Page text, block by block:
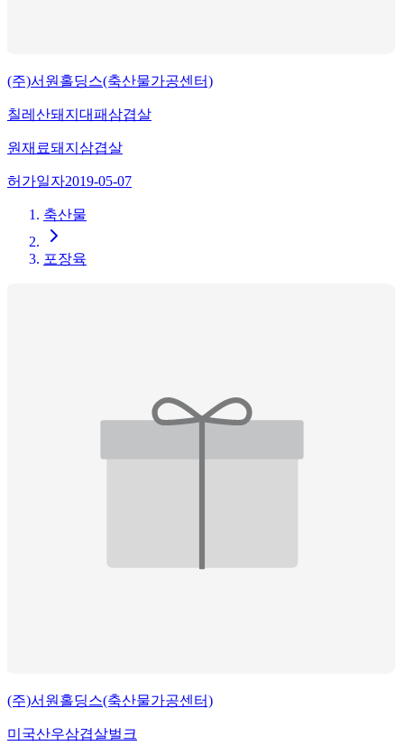
(주)서원홀딩스(축산물가공센터)
칠레산돼지대패삼겹살
원재료돼지삼겹살
허가일자2019-05-07
축산물
포장육
(주)서원홀딩스(축산물가공센터)
미국산우삼겹살벌크